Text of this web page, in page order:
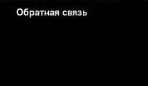
Обратная связь